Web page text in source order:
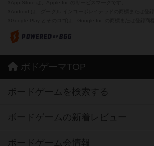
ボドゲーマTOP
ボードゲームを検索する
ボードゲームの新着レビュー
ボードゲーム会情報